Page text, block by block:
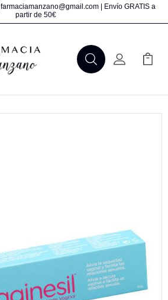
farmaciamanzano@gmail.com | Envío GRATIS a
partir de 50€
BuscarMi Cuenta
Mi